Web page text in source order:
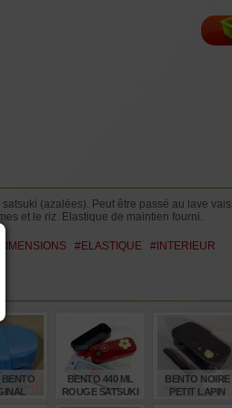
(azalées). Peut être passé au lave
et le riz. Elastique de maintien fourni.
#ELASTIQUE #INTERIEUR
BENTO
BENTO 440 ML
ROUGE SATSUKI
BENTO NOIRE
PETIT LAPIN